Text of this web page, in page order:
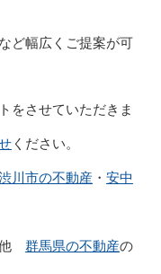
ど幅広くご提案が可
をさせていただきま
ください。
川市の不動産 ・ 安中
群馬県の不動産の